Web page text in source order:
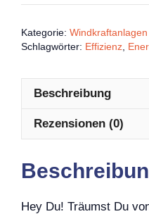
Kategorie: Windkraftanlagen
Schlagwörter: Effizienz
Beschreibung
Rezensionen (0)
Hey Du! Träumst Du